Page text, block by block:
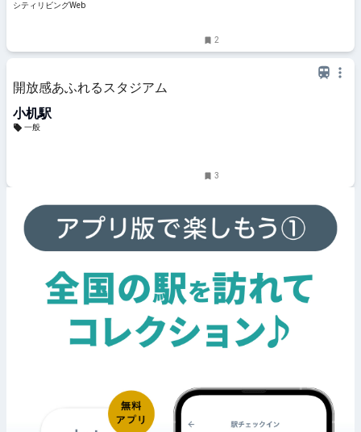
シティリビングWeb
2
開放感あふれるスタジアム
小机駅
一般
3